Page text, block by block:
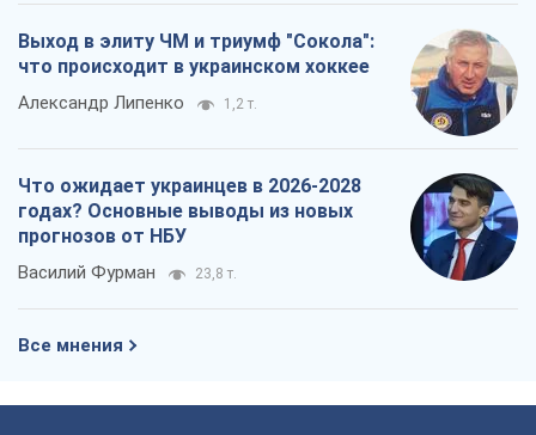
Выход в элиту ЧМ и триумф "Сокола":
что происходит в украинском хоккее
Александр Липенко 1,2 т.
Что ожидает украинцев в 2026-2028
годах? Основные выводы из новых
прогнозов от НБУ
Василий Фурман 23,8 т.
Все мнения